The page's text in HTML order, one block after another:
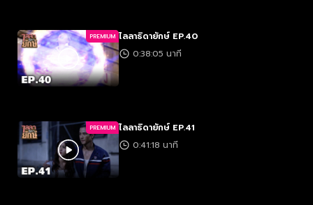
PREMIUM ไลลาธิดายักษ์ EP.40
0:38:05 นาที
PREMIUM ไลลาธิดายักษ์ EP.41
0:41:18 นาที